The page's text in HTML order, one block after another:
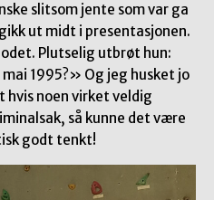
slitsom jente som var ga
ut midt i presentasjonen.
Plutselig utbrøt hun:
1995?» Og jeg husket jo
hvis noen virket veldig
så kunne det være
godt tenkt!